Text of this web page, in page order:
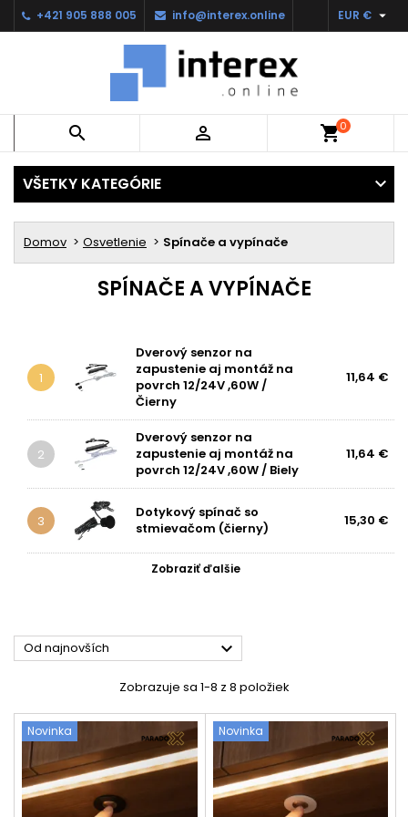
+421 905 888 005 info@interex.online EUR € 
  shopping_cart0
VŠETKY KATEGÓRIE
Domov Osvetlenie Spínače a vypínače
SPÍNAČE A VYPÍNAČE
1
Dverový senzor na
zapustenie aj montáž na
povrch 12/24V ,60W /
Čierny
11,64 €
2
Dverový senzor na
zapustenie aj montáž na
povrch 12/24V ,60W / Biely
11,64 €
3
Dotykový spínač so
stmievačom (čierny)
15,30 €
Zobraziť ďalšie
Od najnovších 
Zobrazuje sa 1-8 z 8 položiek
Novinka Novinka